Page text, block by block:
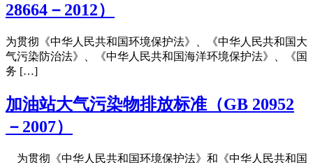
28664－2012）
为贯彻《中华人民共和国环境保护法》、《中华人民共和国大
气污染防治法》、《中华人民共和国海洋环境保护法》、《国
务 […]
加油站大气污染物排放标准（GB 20952
－2007）
为贯彻《中华人民共和国环境保护法》和《中华人民共和国